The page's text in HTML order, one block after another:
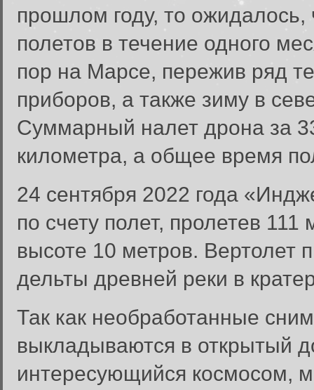
прошлом году, то ожидалось,
полетов в течение одного
пор на Марсе, пережив ряд
приборов, а также зиму в
Суммарный налет дрона за
километра, а общее время
24 сентября 2022 года
по счету полет, пролетев
высоте 10 метров. Вертолет
дельты древней реки в
Так как необработанные
выкладываются в открытый
интересующийся космосом,